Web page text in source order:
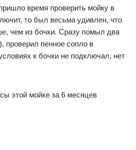
время проверить мойку в
то был весьма удивлен, что
чем из бочки. Сразу помыл два
проверил пенное сопло в
к бочки не подключал, нет
этой мойке за 6 месяцев